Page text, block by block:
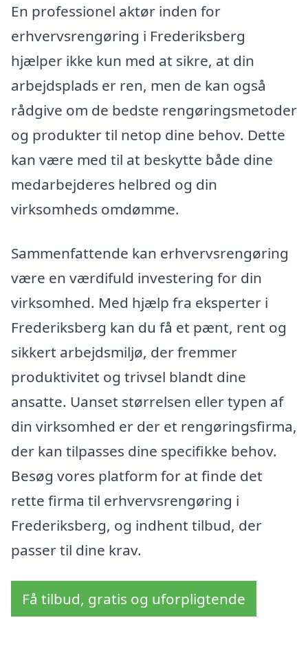
En professionel aktør inden for
erhvervsrengøring i Frederiksberg
hjælper ikke kun med at sikre, at din
arbejdsplads er ren, men de kan også
rådgive om de bedste rengøringsmetoder
og produkter til netop dine behov. Dette
kan være med til at beskytte både dine
medarbejderes helbred og din
virksomheds omdømme.
Sammenfattende kan erhvervsrengøring
være en værdifuld investering for din
virksomhed. Med hjælp fra eksperter i
Frederiksberg kan du få et pænt, rent og
sikkert arbejdsmiljø, der fremmer
produktivitet og trivsel blandt dine
ansatte. Uanset størrelsen eller typen af
din virksomhed er der et rengøringsfirma,
der kan tilpasses dine specifikke behov.
Besøg vores platform for at finde det
rette firma til erhvervsrengøring i
Frederiksberg, og indhent tilbud, der
passer til dine krav.
Få tilbud, gratis og uforpligtende